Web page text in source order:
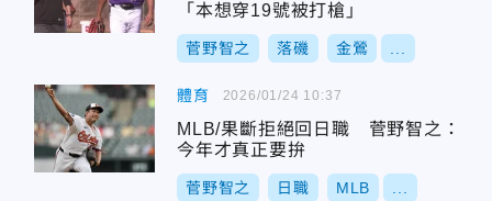
「本想穿19號被打槍」
菅野智之 落磯 金鶯
體育
MLB/果斷拒絕回日職 菅野智之：
今年才真正要拚
菅野智之 日職 MLB
2026/01/24 10:37